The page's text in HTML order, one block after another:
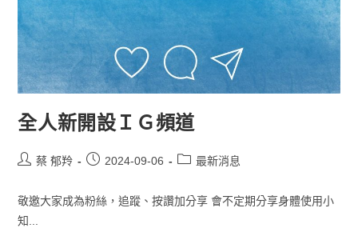
全人新開設ＩＧ頻道
蔡 郁羚 2024-09-06 最新消息
敬邀大家成為粉絲，追蹤、按讚加分享 會不定期分享身體使用小
知...